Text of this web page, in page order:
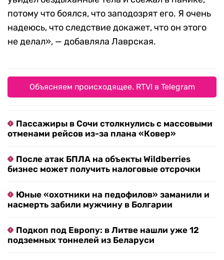
потому что боялся, что заподозрят его. Я очень
надеюсь, что следствие докажет, что он этого
не делал», — добавляла Лаврская.
Объясняем происходящее. RTVI в Telegram
Пассажиры в Сочи столкнулись с массовыми
отменами рейсов из-за плана «Ковер»
После атак БПЛА на объекты Wildberries
бизнес может получить налоговые отсрочки
Юные «охотники на педофилов» заманили и
насмерть забили мужчину в Болгарии
Подкоп под Европу: в Литве нашли уже 12
подземных тоннелей из Беларуси